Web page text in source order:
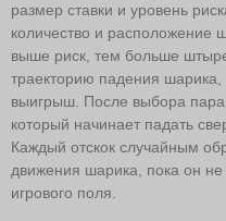
размер ставки и уровень
количество и расположение
выше риск, тем больше
траекторию падения
выигрыш. После выбора
который начинает падать
Каждый отскок случайным
движения шарика, пока он не
игрового поля.